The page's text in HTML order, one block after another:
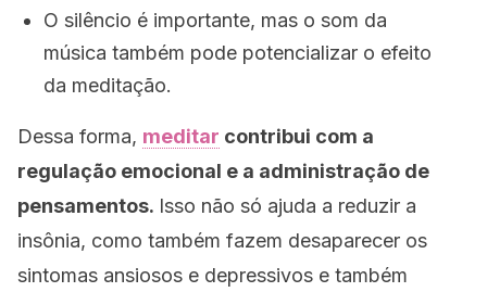
O silêncio é importante, mas o som da
música também pode potencializar o efeito
da meditação.
Dessa forma, meditar contribui com a
regulação emocional e a administração de
pensamentos. Isso não só ajuda a reduzir a
insônia, como também fazem desaparecer os
sintomas ansiosos e depressivos e também